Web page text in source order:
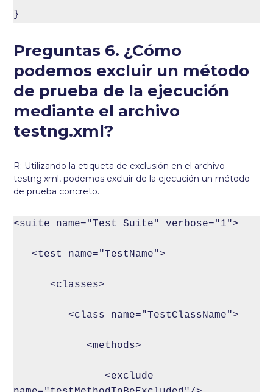
}
Preguntas 6. ¿Cómo
podemos excluir un método
de prueba de la ejecución
mediante el archivo
testng.xml?
R: Utilizando la etiqueta de exclusión en el archivo
testng.xml, podemos excluir de la ejecución un método
de prueba concreto.
<suite name="Test Suite" verbose="1">
<test name="TestName">
<classes>
<class name="TestClassName">
<methods>
<exclude